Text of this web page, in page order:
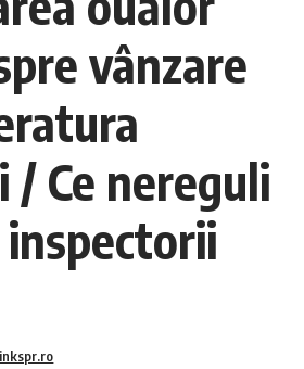
vânzare
/ Ce nereguli